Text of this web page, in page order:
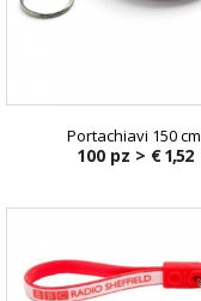
Portachiavi 150 cm
100 pz > € 1,52